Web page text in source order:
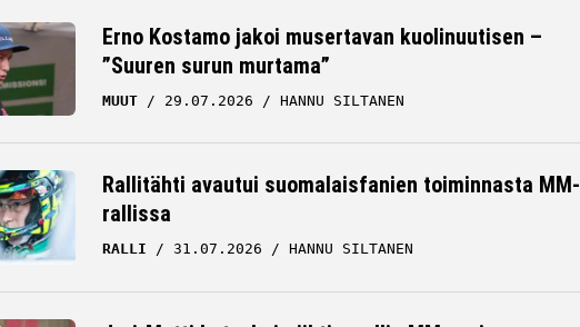
Erno Kostamo jakoi musertavan kuolinuutisen –
”Suuren surun murtama”
MUUT 29.07.2026 HANNU SILTANEN
Rallitähti avautui suomalaisfanien toiminnasta MM-
rallissa
RALLI 31.07.2026 HANNU SILTANEN